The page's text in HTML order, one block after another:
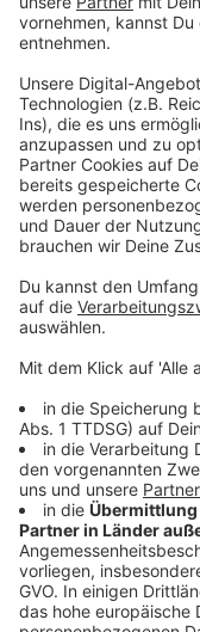
Weitere Infos
So berichtet die
Unsere Fortuna-
Die Tabelle der
Folge uns für
Anzeige
Livestream|
Anzeige